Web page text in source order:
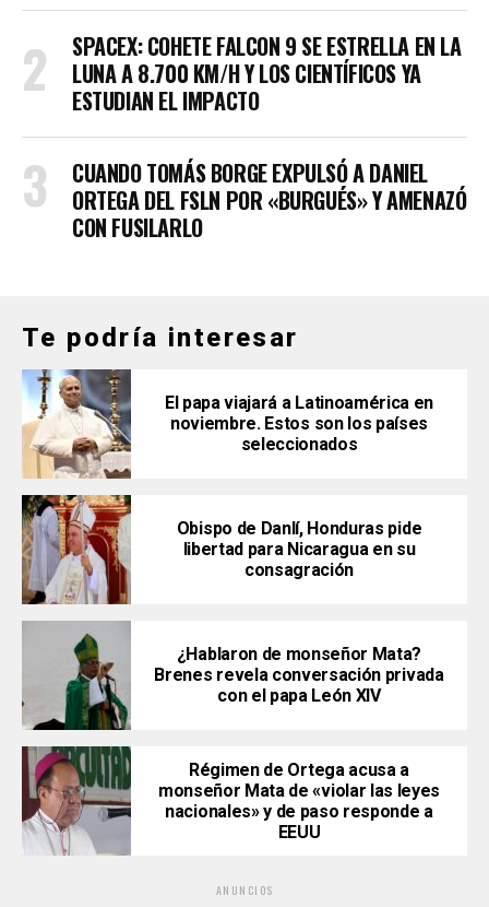
SPACEX: COHETE FALCON 9 SE ESTRELLA EN LA
LUNA A 8.700 KM/H Y LOS CIENTÍFICOS YA
ESTUDIAN EL IMPACTO
CUANDO TOMÁS BORGE EXPULSÓ A DANIEL
ORTEGA DEL FSLN POR «BURGUÉS» Y AMENAZÓ
CON FUSILARLO
Te podría interesar
El papa viajará a Latinoamérica en
noviembre. Estos son los países
seleccionados
Obispo de Danlí, Honduras pide
libertad para Nicaragua en su
consagración
¿Hablaron de monseñor Mata?
Brenes revela conversación privada
con el papa León XIV
Régimen de Ortega acusa a
monseñor Mata de «violar las leyes
nacionales» y de paso responde a
EEUU
ANUNCIOS